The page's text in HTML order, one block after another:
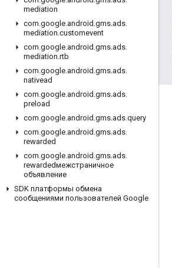
mediation
com.google.android .gms.ads.
mediation.customevent
com.google.android .gms.ads.
mediation.rtb
com.google.android .gms.ads.
nativead
com.google.android .gms.ads.
preload
com.google.android .gms.ads.query
com.google.android .gms.ads.
rewarded
com.google.android .gms.ads.
rewardedмежстраничное
объявление
SDK платформы обмена
сообщениями пользователей Google
Полезные ссылки
Google Developer Groups
Google Developer Experts
Google Cloud & NVIDIA